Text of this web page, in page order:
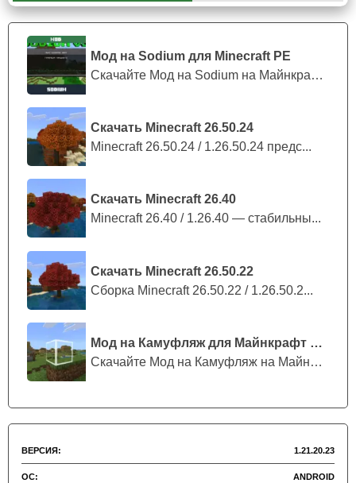
Мод на Sodium для Minecraft PE
Скачайте Мод на Sodium на Майнкрафт П...
Скачать Minecraft 26.50.24
Minecraft 26.50.24 / 1.26.50.24 предс...
Скачать Minecraft 26.40
Minecraft 26.40 / 1.26.40 — стабильны...
Скачать Minecraft 26.50.22
Сборка Minecraft 26.50.22 / 1.26.50.2...
Мод на Камуфляж для Майнкрафт ПЕ
Скачайте Мод на Камуфляж на Майнкрафт...
ВЕРСИЯ: 1.21.20.23
ОС: ANDROID
большинства игроков в новой версии.
При помощи этих предметов главный герой сможет
запростопроходить сквозь паутину, оставлять после
смерти чешуйниц. А также наносить врагам урон при
помощи отравленных стрел.
Зелья добываются в новой локации.